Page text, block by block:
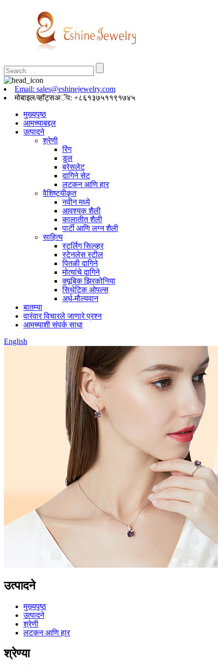
Email: sales@eshinejewelry.com
मोबाइल/व्हॉट्सअॅप: +८६१३७५११९१७४५
मुख्यपृष्ठ
आमच्याबद्दल
उत्पादने
श्रेणी
रिंग
डुल
ब्रेसलेट
दागिने सेट
लटकन आणि हार
वैशिष्ट्यीकृत
नवीन मध्ये
आवश्यक शैली
कालातीत शैली
पार्टी आणि लग्न शैली
साहित्य
स्टर्लिंग सिल्व्हर
स्टेनलेस स्टील
पितळी दागिने
मोत्यांचे दागिने
क्यूबिक झिरकोनिया
सिथेटिक ओपल्स
अर्ध-मौल्यवान
बातम्या
वारंवार विचारले जाणारे प्रश्न
आमच्याशी संपर्क साधा
English
उत्पादने
मुख्यपृष्ठ
उत्पादने
श्रेणी
लटकन आणि हार
श्रेण्या